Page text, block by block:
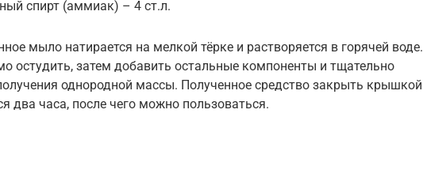
спирт (аммиак) – 4 ст.л.
мыло натирается на мелкой тёрке и растворяется в горячей воде.
остудить, затем добавить остальные компоненты и тщательно
однородной массы. Полученное средство закрыть крышкой
два часа, после чего можно пользоваться.